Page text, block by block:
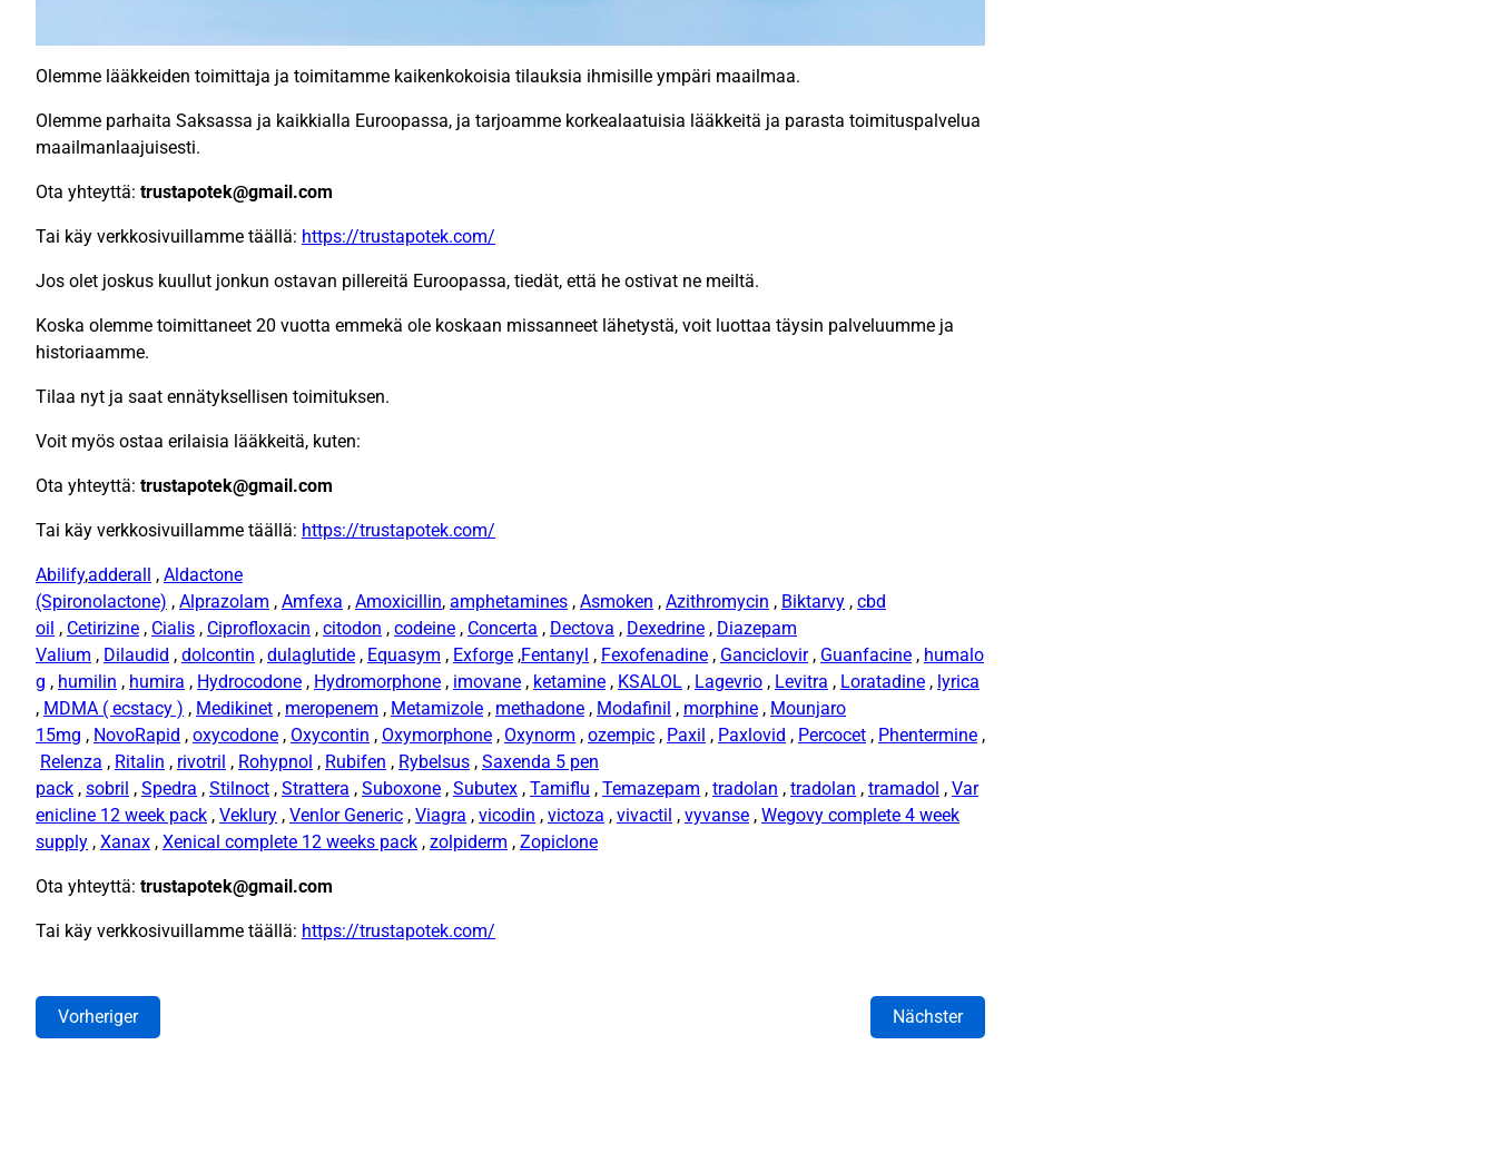
Olemme lääkkeiden toimittaja ja toimitamme kaikenkokoisia tilauksia ihmisille ympäri maailmaa.
Olemme parhaita Saksassa ja kaikkialla Euroopassa, ja tarjoamme korkealaatuisia lääkkeitä ja parasta toimituspalvelua
maailmanlaajuisesti.
Ota yhteyttä: trustapotek@gmail.com
Tai käy verkkosivuillamme täällä: https://trustapotek.com/
Jos olet joskus kuullut jonkun ostavan pillereitä Euroopassa, tiedät, että he ostivat ne meiltä.
Koska olemme toimittaneet 20 vuotta emmekä ole koskaan missanneet lähetystä, voit luottaa täysin palveluumme ja
historiaamme.
Tilaa nyt ja saat ennätyksellisen toimituksen.
Voit myös ostaa erilaisia ​​lääkkeitä, kuten:
Ota yhteyttä: trustapotek@gmail.com
Tai käy verkkosivuillamme täällä: https://trustapotek.com/
Abilify,adderall , Aldactone
(Spironolactone) , Alprazolam , Amfexa , Amoxicillin, amphetamines , Asmoken , Azithromycin , Biktarvy , cbd
oil , Cetirizine , Cialis , Ciprofloxacin , citodon , codeine , Concerta , Dectova , Dexedrine , Diazepam
Valium , Dilaudid , dolcontin , dulaglutide , Equasym , Exforge ,Fentanyl , Fexofenadine , Ganciclovir, Guanfacine , humalo
g , humilin , humira , Hydrocodone , Hydromorphone , imovane , ketamine , KSALOL , Lagevrio , Levitra , Loratadine , lyrica
, MDMA ( ecstacy ) , Medikinet , meropenem , Metamizole , methadone , Modafinil , morphine , Mounjaro
15mg , NovoRapid , oxycodone , Oxycontin , Oxymorphone , Oxynorm , ozempic , Paxil , Paxlovid , Percocet , Phentermine ,
Relenza , Ritalin , rivotril , Rohypnol , Rubifen , Rybelsus , Saxenda 5 pen
pack , sobril , Spedra , Stilnoct , Strattera , Suboxone , Subutex , Tamiflu , Temazepam , tradolan , tradolan , tramadol , Var
enicline 12 week pack , Veklury , Venlor Generic , Viagra , vicodin , victoza , vivactil , vyvanse , Wegovy complete 4 week
supply , Xanax , Xenical complete 12 weeks pack , zolpiderm , Zopiclone
Ota yhteyttä: trustapotek@gmail.com
Tai käy verkkosivuillamme täällä: https://trustapotek.com/
Vorheriger Nächster